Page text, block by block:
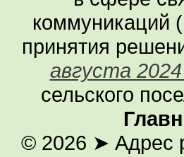
коммуникаций
принятия
августа
сельского
© 2026 ➤ Адрес